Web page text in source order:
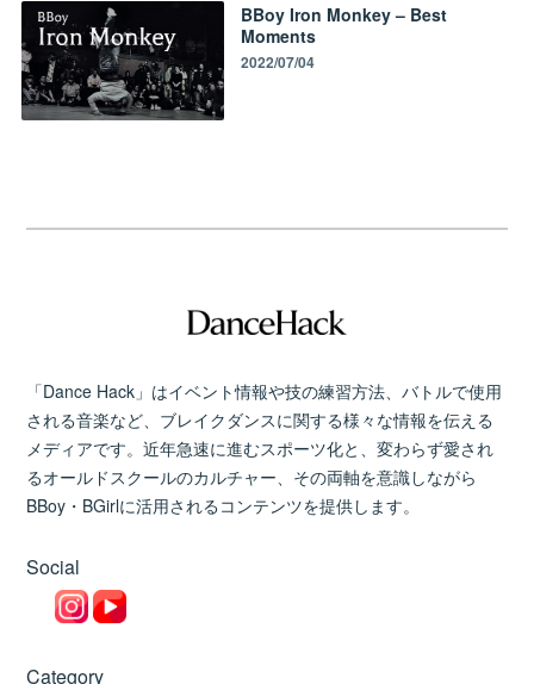
BBoy Iron Monkey – Best
Moments
2022/07/04
「Dance Hack」はイベント情報や技の練習方法、バトルで使用
される音楽など、ブレイクダンスに関する様々な情報を伝える
メディアです。近年急速に進むスポーツ化と、変わらず愛され
るオールドスクールのカルチャー、その両軸を意識しながら
BBoy・BGirlに活用されるコンテンツを提供します。
Social
Category